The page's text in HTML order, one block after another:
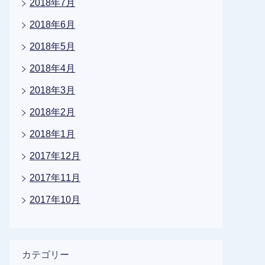
2018年7月
2018年6月
2018年5月
2018年4月
2018年3月
2018年2月
2018年1月
2017年12月
2017年11月
2017年10月
カテゴリー